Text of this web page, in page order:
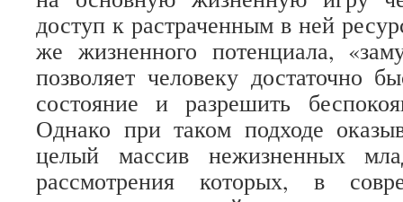
доступ к растраченным в ней
же жизненного потенциала,
позволяет человеку достаточно
состояние и разрешить
Однако при таком подходе
целый массив нежизненных
рассмотрения которых, в